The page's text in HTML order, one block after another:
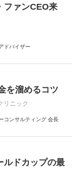
ァンCEO来
ドバイザー
を溜めるコツ
リニック
コンサルティング 会長
ドカップの最